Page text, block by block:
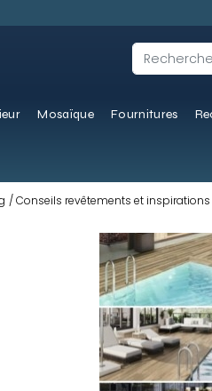
Mosaïque Fournitures
Conseils revêtements et inspirations